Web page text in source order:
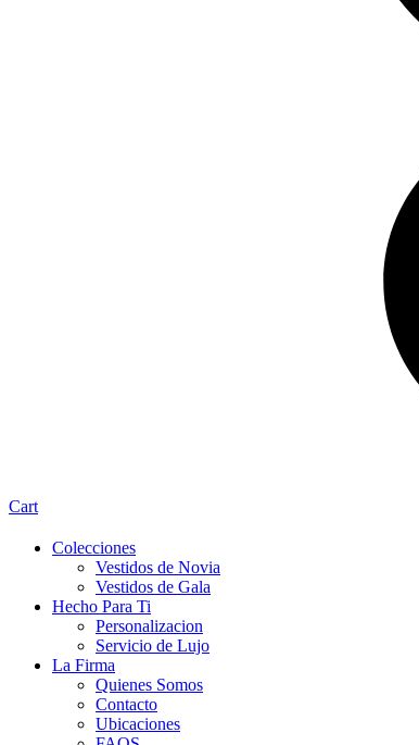
Cart
Colecciones
Vestidos de Novia
Vestidos de Gala
Hecho Para Ti
Personalizacion
Servicio de Lujo
La Firma
Quienes Somos
Contacto
Ubicaciones